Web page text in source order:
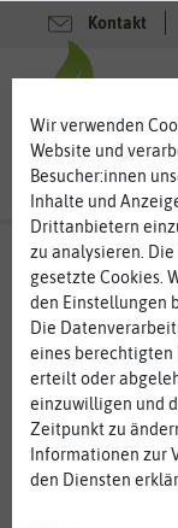
Kontakt
Zimmer &
Palmen für
liegen
Warum in die
auch auf dem
Palmen sehr
draußen
verleihen Palmen
effektiver und
Filter
Wir verwenden
Website und
Besucher:innen
Inhalte und
Drittanbietern
zu analysieren.
gesetzte Cookies.
den Einstellungen
Die
eines berechtigten
erteilt oder
einzuwilligen und
Zeitpunkt zu
Informationen zur
den Diensten